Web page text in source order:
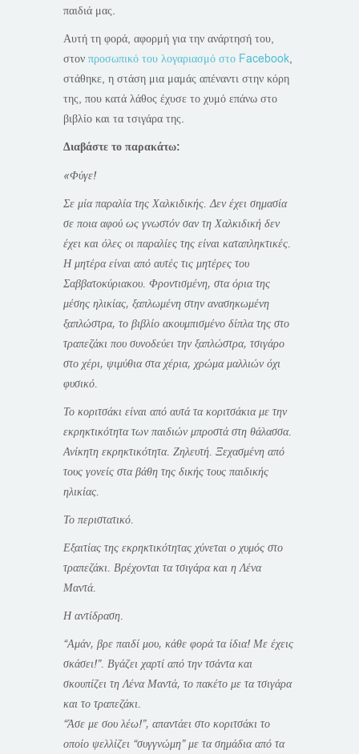
παιδιά μας.
Αυτή τη φορά, αφορμή για την ανάρτησή του,
στον προσωπικό του λογαριασμό στο Facebook,
στάθηκε, η στάση μια μαμάς απέναντι στην κόρη
της, που κατά λάθος έχυσε το χυμό επάνω στο
βιβλίο και τα τσιγάρα της.
Διαβάστε το παρακάτω:
«Φύγε!
Σε μία παραλία της Χαλκιδικής. Δεν έχει σημασία
σε ποια αφού ως γνωστόν σαν τη Χαλκιδική δεν
έχει και όλες οι παραλίες της είναι καταπληκτικές.
Η μητέρα είναι από αυτές τις μητέρες του
Σαββατοκύριακου. Φροντισμένη, στα όρια της
μέσης ηλικίας, ξαπλωμένη στην ανασηκωμένη
ξαπλώστρα, το βιβλίο ακουμπισμένο δίπλα της στο
τραπεζάκι που συνοδεύει την ξαπλώστρα, τσιγάρο
στο χέρι, ψιμύθια στα χέρια, χρώμα μαλλιών όχι
φυσικό.
Το κοριτσάκι είναι από αυτά τα κοριτσάκια με την
εκρηκτικότητα των παιδιών μπροστά στη θάλασσα.
Ανίκητη εκρηκτικότητα. Ζηλευτή. Ξεχασμένη από
τους γονείς στα βάθη της δικής τους παιδικής
ηλικίας.
Το περιστατικό.
Εξαιτίας της εκρηκτικότητας χύνεται ο χυμός στο
τραπεζάκι. Βρέχονται τα τσιγάρα και η Λένα
Μαντά.
Η αντίδραση.
“Αμάν, βρε παιδί μου, κάθε φορά τα ίδια! Με έχεις
σκάσει!”. Βγάζει χαρτί από την τσάντα και
σκουπίζει τη Λένα Μαντά, το πακέτο με τα τσιγάρα
και το τραπεζάκι.
“Άσε με σου λέω!”, απαντάει στο κοριτσάκι το
οποίο ψελλίζει “συγγνώμη” με τα σημάδια από τα